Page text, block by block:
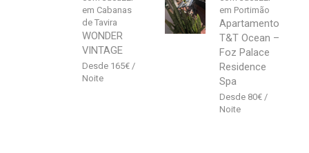
em Cabanas
de Tavira
WONDER
VINTAGE
165€
em Portimão
Apartamento
T&T Ocean –
Foz Palace
Residence
Spa
80€